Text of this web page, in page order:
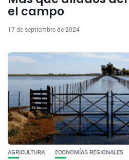
el campo
17 de septiembre de 2024
AGRICULTURA ECONOMÍAS REGIONALES